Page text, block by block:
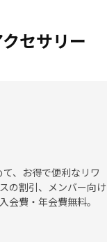
セサリー
、お得で便利なリワ
の割引、メンバー向け
会費・年会費無料。